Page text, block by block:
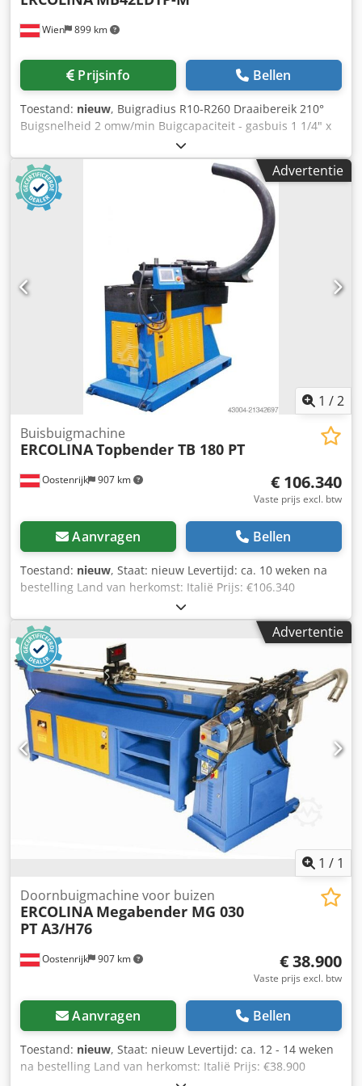
VOLGENDE MODELLEN (PRIJZEN OP AANVRAAG): MB 42M
omw/min)
Wien 899 km
Prijsinfo Bellen
Toestand: nieuw, Buigradius R10-R260 Draaibereik 210°
Buigsnelheid 2 omw/min Buigcapaciteit - gasbuis 1 1/4" x
3,5 mm Werkspanning éénfasig - 230 V Aandrijfmotor 1,1
kW Geluidsniveau (bedrijf) < 70 dB Machinegewicht ca. 80
kg Benodigde ruimte ca. 410 x 1000 x 570 mm Dcodpfxsyv I
Tke Aguok Accessoires/uitrusting: Hardkoper en
aluminium: 54x2 mm Stalen buis: 42x3 mm Roestvast staal:
42x2,5 mm Massief materiaal: 30 mm Aantal programma’s:
30 met elk 9 buigingen Besturing: Soft-touch bedienpaneel
in 8 verschillende talen Mobiel door verrijdbare uitvoering
De besturing maakt eenvoudige programmering van de
automatische cyclus mogelijk De besturing is uitgerust met
systeemdiagnose en beschikt over een uitgebreide
taalkeuze. Aansluiting voor externe voetschakelaar
aanwezig. Gepatenteerd snel gereedschapswisselsysteem
Enkele buigsnelheid
Advertentie
1 /2
Oostenrijk 907 km
Buisbuigmachine
ERCOLINATopbender TB 180 PT
€ 106.340
Vaste prijs excl. btw
Aanvragen Bellen
Toestand: nieuw, Staat: nieuw Levertijd: ca. 10 weken na
bestelling Land van herkomst: Italië Prijs: €106.340
Leasingtarief: €2.009,83 Max. diameter (stalen buis): 150
mm Lengte: 1.000 mm Breedte: 1.900 mm Hoogte: 1.475
mm Gewicht: 2.700 kg Max. buig - E - modulus: 170 cm³
Standaard stalen buis: 150 x 7,1 mm Gaspijp voor
leidingwerk: 6" x 7,11 mm Meubelbouwbuis: 150 x 9 mm
RVS AISI304-318: 141,3 x 6,55 mm RVS AISI308
(voedselindustrie): 141,3 x 6,55 mm Zacht messing: 168,3 x
9 mm Hard koper en aluminium: 168,3 x 9 mm Zacht
koper: 64 x 6 mm Installatiebuis (TAZ): 88,9 x 3,65 mm
Rondstaal (S275JO): 110 mm Platstaal (S275JO): 150 x 45
staand, 150 x 6 mm Max. buigradius: 800 mm Min.
buigradius: 100 mm Min. buis Ø: 10 mm Max.
buigsnelheid: 1 omw/min Motor: 15 kW TCPlus-besturing
met 7" touchscreen Programmeersnelheid voor elke
afzonderlijke buigbewerking instelbaar Links- en
rechtsbuiging mogelijk Dsdpjynmtljfx Agusck Handleiding
Advertentie
1 / 1
Oostenrijk 907 km
Doornbuigmachine voor buizen
ERCOLINA Megabender MG 030
PT A3/H76
€ 38.900
Vaste prijs excl. btw
Aanvragen Bellen
Toestand: nieuw, Staat: nieuw Levertijd: ca. 12 - 14 weken
na bestelling Land van herkomst: Italië Prijs: €38.900